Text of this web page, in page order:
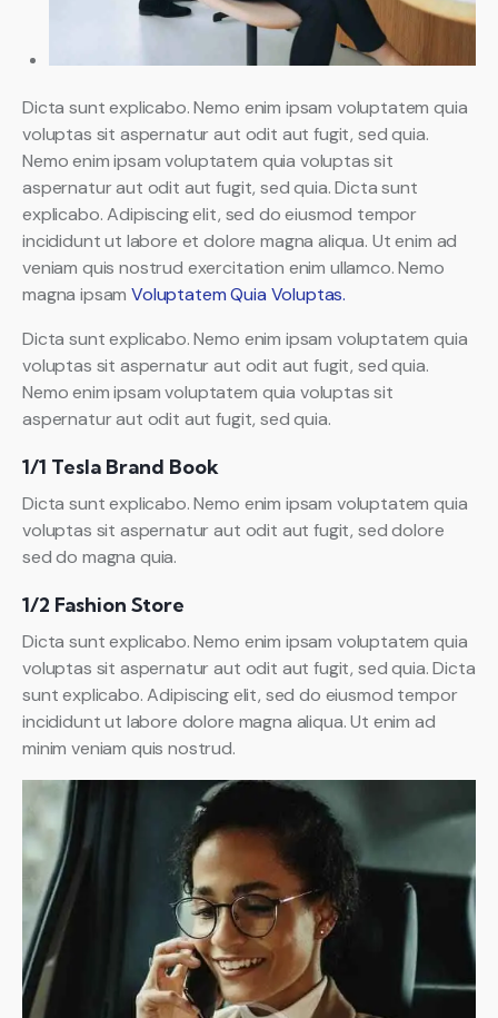
Dicta sunt explicabo. Nemo enim ipsam voluptatem quia
voluptas sit aspernatur aut odit aut fugit, sed quia.
Nemo enim ipsam voluptatem quia voluptas sit
aspernatur aut odit aut fugit, sed quia. Dicta sunt
explicabo. Adipiscing elit, sed do eiusmod tempor
incididunt ut labore et dolore magna aliqua. Ut enim ad
veniam quis nostrud exercitation enim ullamco. Nemo
magna ipsamVoluptatem Quia Voluptas.
Dicta sunt explicabo. Nemo enim ipsam voluptatem quia
voluptas sit aspernatur aut odit aut fugit, sed quia.
Nemo enim ipsam voluptatem quia voluptas sit
aspernatur aut odit aut fugit, sed quia.
1/1 Tesla Brand Book
Dicta sunt explicabo. Nemo enim ipsam voluptatem quia
voluptas sit aspernatur aut odit aut fugit, sed dolore
sed do magna quia.
1/2 Fashion Store
Dicta sunt explicabo. Nemo enim ipsam voluptatem quia
voluptas sit aspernatur aut odit aut fugit, sed quia. Dicta
sunt explicabo. Adipiscing elit, sed do eiusmod tempor
incididunt ut labore dolore magna aliqua. Ut enim ad
minim veniam quis nostrud.